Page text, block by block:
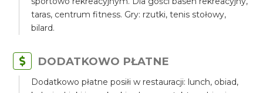
taras, centrum fitness. Gry: rzutki, tenis stołowy,
bilard.
DODATKOWO PŁATNE
Dodatkowo płatne posiłi w restauracji: lunch, obiad,